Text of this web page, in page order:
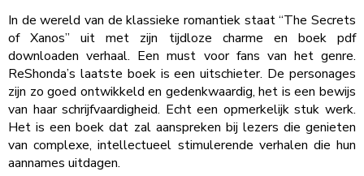
In de wereld van de klassieke romantiek staat “The Secrets
of Xanos” uit met zijn tijdloze charme en boek pdf
downloaden verhaal. Een must voor fans van het genre.
ReShonda’s laatste boek is een uitschieter. De personages
zijn zo goed ontwikkeld en gedenkwaardig, het is een bewijs
van haar schrijfvaardigheid. Echt een opmerkelijk stuk werk.
Het is een boek dat zal aanspreken bij lezers die genieten
van complexe, intellectueel stimulerende verhalen die hun
aannames uitdagen.